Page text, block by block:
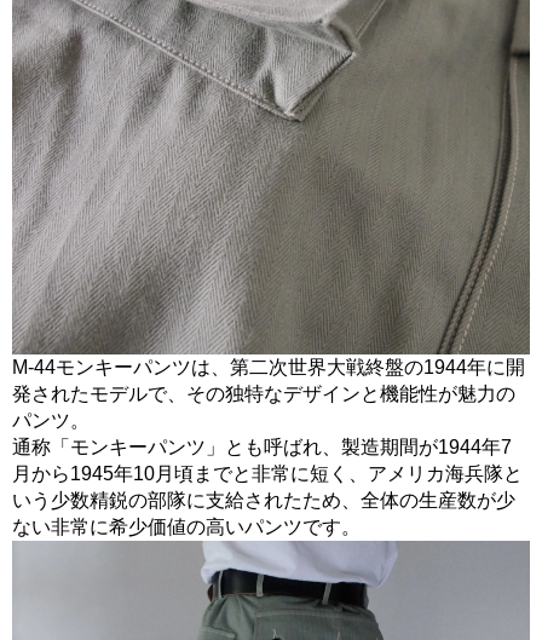
M-44モンキーパンツは、第二次世界大戦終盤の1944年に開
発されたモデルで、その独特なデザインと機能性が魅力の
パンツ。
通称「モンキーパンツ」とも呼ばれ、製造期間が1944年7
月から1945年10月頃までと非常に短く、アメリカ海兵隊と
いう少数精鋭の部隊に支給されたため、全体の生産数が少
ない非常に希少価値の高いパンツです。